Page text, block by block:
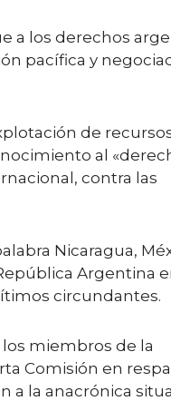
a los derechos
pacífica y
de
al
contra las
Nicaragua,
Argentina
circundantes.
miembros de la
Comisión en
a la anacrónica